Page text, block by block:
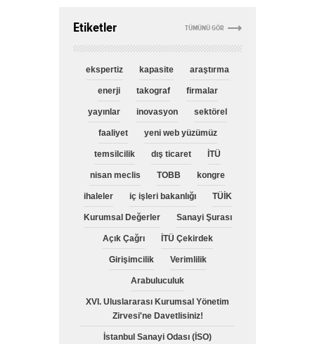
TÜMÜNÜ GÖR
Etiketler
ekspertiz kapasite araştırma
enerji takograf firmalar
yayınlar inovasyon sektörel
faaliyet yeni web yüzümüz
temsilcilik dış ticaret İTÜ
nisan meclis TOBB kongre
ihaleler iç işleri bakanlığı TÜİK
Kurumsal Değerler Sanayi Şurası
Açık Çağrı İTÜ Çekirdek
Girişimcilik Verimlilik
Arabuluculuk
XVI. Uluslararası Kurumsal Yönetim
Zirvesi'ne Davetlisiniz!
İstanbul Sanayi Odası (İSO)